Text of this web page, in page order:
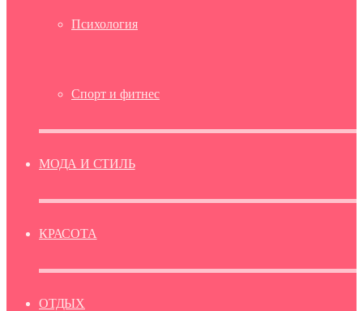
Психология
Спорт и фитнес
МОДА И СТИЛЬ
КРАСОТА
ОТДЫХ